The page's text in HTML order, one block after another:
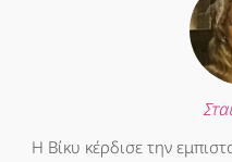
Η Βίκυ κέρδισε την